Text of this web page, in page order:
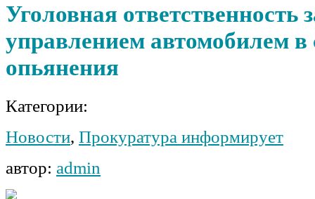
Уголовная ответственность
управлением автомобилем в
опьянения
Категории:
Новости, Прокуратура информирует
автор: admin